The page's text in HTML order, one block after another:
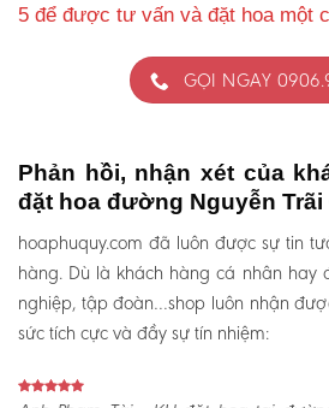
5 để được tư vấn và đặt hoa một
GỌI NGAY
Phản hồi, nhận xét của
đặt hoa đường Nguyễn Trãi
hoaphuquy.com đã luôn được sự tin
hàng. Dù là khách hàng cá nhân hay
nghiệp, tập đoàn…shop luôn nhận
sức tích cực và đầy sự tín nhiệm: